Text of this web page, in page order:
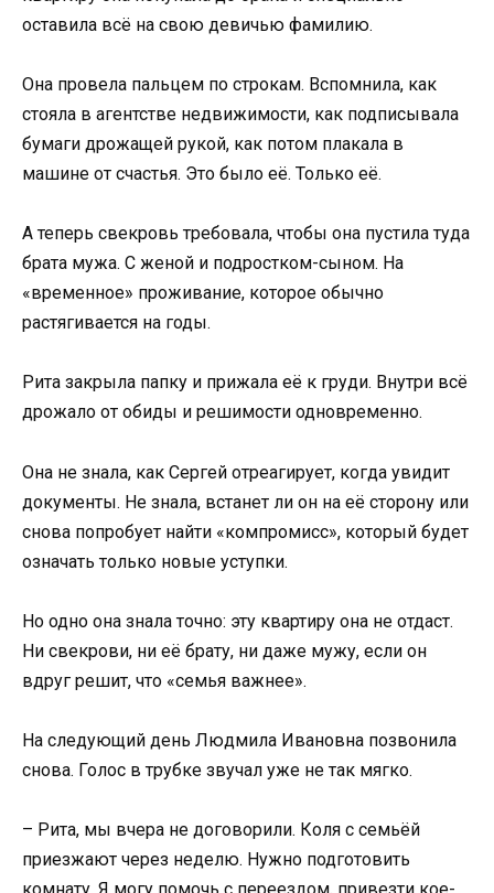
оставила всё на свою девичью фамилию.
Она провела пальцем по строкам. Вспомнила, как
стояла в агентстве недвижимости, как подписывала
бумаги дрожащей рукой, как потом плакала в
машине от счастья. Это было её. Только её.
А теперь свекровь требовала, чтобы она пустила туда
брата мужа. С женой и подростком-сыном. На
«временное» проживание, которое обычно
растягивается на годы.
Рита закрыла папку и прижала её к груди. Внутри всё
дрожало от обиды и решимости одновременно.
Она не знала, как Сергей отреагирует, когда увидит
документы. Не знала, встанет ли он на её сторону или
снова попробует найти «компромисс», который будет
означать только новые уступки.
Но одно она знала точно: эту квартиру она не отдаст.
Ни свекрови, ни её брату, ни даже мужу, если он
вдруг решит, что «семья важнее».
На следующий день Людмила Ивановна позвонила
снова. Голос в трубке звучал уже не так мягко.
– Рита, мы вчера не договорили. Коля с семьёй
приезжают через неделю. Нужно подготовить